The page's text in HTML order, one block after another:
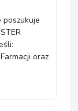
oraz